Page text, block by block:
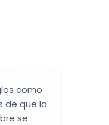
como
de que la
se